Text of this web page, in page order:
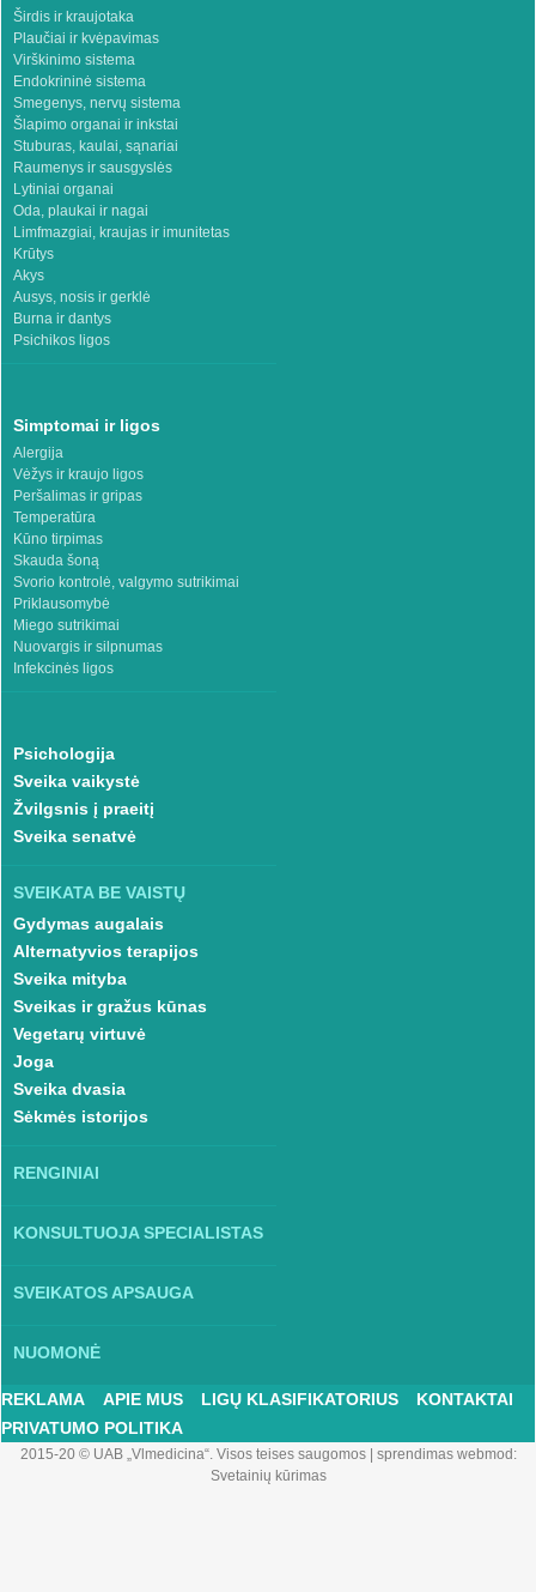
Širdis ir kraujotaka
Plaučiai ir kvėpavimas
Virškinimo sistema
Endokrininė sistema
Smegenys, nervų sistema
Šlapimo organai ir inkstai
Stuburas, kaulai, sąnariai
Raumenys ir sausgyslės
Lytiniai organai
Oda, plaukai ir nagai
Limfmazgiai, kraujas ir imunitetas
Krūtys
Akys
Ausys, nosis ir gerklė
Burna ir dantys
Psichikos ligos
Simptomai ir ligos
Alergija
Vėžys ir kraujo ligos
Peršalimas ir gripas
Temperatūra
Kūno tirpimas
Skauda šoną
Svorio kontrolė, valgymo sutrikimai
Priklausomybė
Miego sutrikimai
Nuovargis ir silpnumas
Infekcinės ligos
Psichologija
Sveika vaikystė
Žvilgsnis į praeitį
Sveika senatvė
SVEIKATA BE VAISTŲ
Gydymas augalais
Alternatyvios terapijos
Sveika mityba
Sveikas ir gražus kūnas
Vegetarų virtuvė
Joga
Sveika dvasia
Sėkmės istorijos
RENGINIAI
KONSULTUOJA SPECIALISTAS
SVEIKATOS APSAUGA
NUOMONĖ
REKLAMA APIE MUS LIGŲ KLASIFIKATORIUS
KONTAKTAI
PRIVATUMO POLITIKA
2015-20 © UAB „Vlmedicina“. Visos teises saugomos| sprendimas webmod:
Svetainių kūrimas